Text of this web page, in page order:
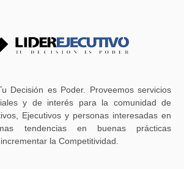
Decisión es Poder. Proveemos servicios
y de interés para la comunidad de
Ejecutivos y personas interesadas en
tendencias en buenas prácticas
la Competitividad.